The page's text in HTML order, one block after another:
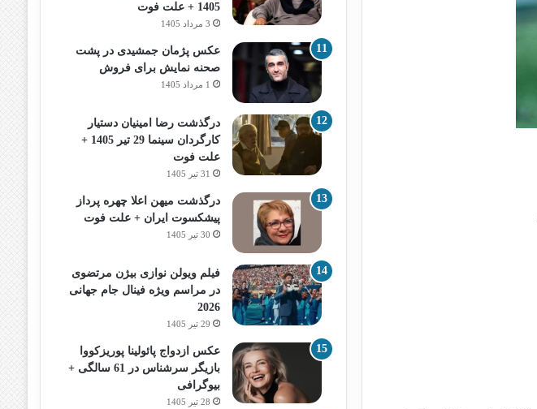
1405 + علت فوت
3 مرداد 1405
عکس پژمان جمشیدی در پشت
صحنه نمایش برای فروش
1 مرداد 1405
درگذشت رضا امینیان دستیار
کارگردان سینما 29 تیر 1405 +
علت فوت
31 تیر 1405
درگذشت میهن اعلا چهره پرداز
پیشکسوت ایران + علت فوت
30 تیر 1405
فیلم ویولن نوازی بیژن مرتضوی
در مراسم ویژه فینال جام جهانی
2026
29 تیر 1405
عکس ازدواج پائولینا پوریزکووا
بازیگر سرشناس در 61 سالگی +
بیوگرافی
28 تیر 1405